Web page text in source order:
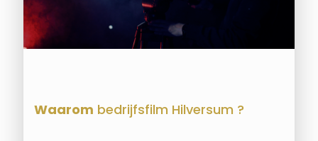
Waarom bedrijfsfilm Hilversum ?